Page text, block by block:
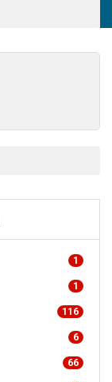
1
1
116
6
66